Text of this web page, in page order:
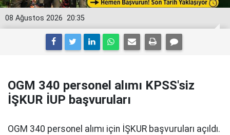
20:35
08 Ağustos 2026
OGM 340 personel alımı KPSS'siz
İŞKUR İUP başvuruları
OGM 340 personel alımı için İŞKUR başvuruları açıldı.